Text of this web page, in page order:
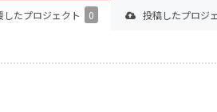
したプロジェクト 0 投稿したプロジ